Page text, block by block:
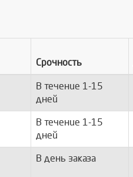
Срочность
В течение 1-15
дней
В течение 1-15
дней
В день заказа